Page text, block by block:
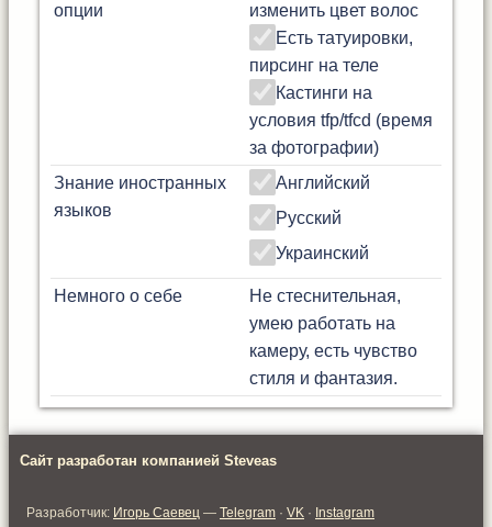
опции
изменить цвет волос
Есть татуировки,
пирсинг на теле
Кастинги на
условия tfp/tfcd (время
за фотографии)
Знание иностранных
языков
Английский
Русский
Украинский
Немного о себе
Не стеснительная,
умею работать на
камеру, есть чувство
стиля и фантазия.
Сайт разработан компанией Steveas
Разработчик: Игорь Саевец — Telegram · VK · Instagram